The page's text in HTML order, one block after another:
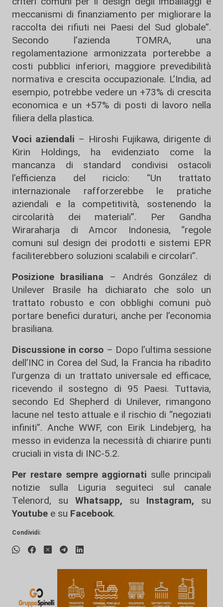
meccanismi di finanziamento per migliorare la
raccolta dei rifiuti nei Paesi del Sud globale”.
Secondo l’azienda TOMRA, una
regolamentazione armonizzata porterebbe a
costi pubblici inferiori, maggiore prevedibilità
normativa e crescita occupazionale. L’India, ad
esempio, potrebbe vedere un +73% di crescita
economica e un +57% di posti di lavoro nella
filiera della plastica.
Voci aziendali – Hiroshi Fujikawa, dirigente di
Kirin Holdings, ha evidenziato come la
mancanza di standard condivisi ostacoli
l’efficienza del riciclo: “Un trattato
internazionale rafforzerebbe le pratiche
aziendali e la competitività, sostenendo la
circolarità dei materiali”. Per Gandha
Wiraraharja di Amcor Indonesia, “regole
comuni sul design dei prodotti e sistemi EPR
faciliterebbero soluzioni scalabili e circolari”.
Posizione brasiliana – Andrés González di
Unilever Brasile ha dichiarato che solo un
trattato robusto e con obblighi comuni può
portare benefici duraturi, anche per l’economia
brasiliana.
Discussione in corso – Dopo l’ultima sessione
dell’INC in Corea del Sud, la Francia ha ribadito
l’urgenza di un trattato universale ed efficace,
ricevendo il sostegno di 95 Paesi. Tuttavia,
secondo Ed Shepherd di Unilever, rimangono
lacune nel testo attuale e il rischio di “negoziati
infiniti”. Anche WWF, con Eirik Lindebjerg, ha
messo in evidenza la necessità di chiarire punti
cruciali in vista di INC-5.2.
Per restare sempre aggiornati sulle principali
notizie sulla Liguria seguiteci sul canale
Telenord, su
Whatsapp, su Instagram, su
Youtube e su Facebook.
Condividi: